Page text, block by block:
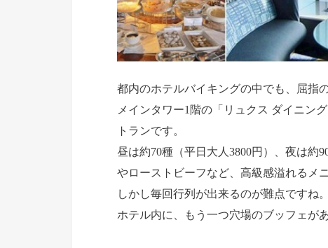
都内のホテルバイキングの中でも、屈指
メインタワー1階の「リュクス ダイニン
トランです。
昼は約70種（平日大人3800円）、夜は約
やローストビーフなど、高級感溢れるメ
しかし毎回行列が出来るのが難点ですね
ホテル内に、もう一つ穴場のブッフェが